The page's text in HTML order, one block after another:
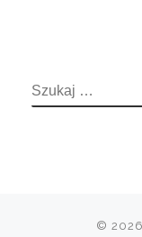
SZUKAJ
© 2026